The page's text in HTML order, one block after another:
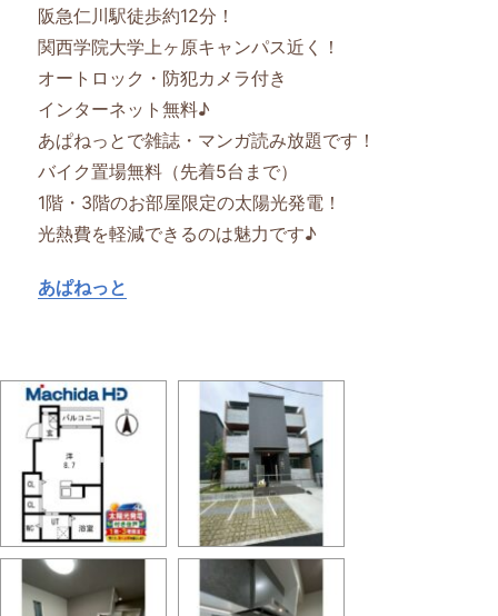
阪急仁川駅徒歩約12分！
関西学院大学上ヶ原キャンパス近く！
オートロック・防犯カメラ付き
インターネット無料♪
あぱねっとで雑誌・マンガ読み放題です！
バイク置場無料（先着5台まで）
1階・3階のお部屋限定の太陽光発電！
光熱費を軽減できるのは魅力です♪
あぱねっと